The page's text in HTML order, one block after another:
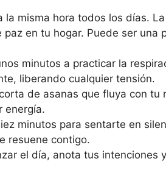
la misma hora todos los días.
paz en tu hogar. Puede ser
minutos a practicar la
liberando cualquier tensión.
de asanas que fluya con
energía.
minutos para sentarte en
resuene contigo.
el día, anota tus intenciones